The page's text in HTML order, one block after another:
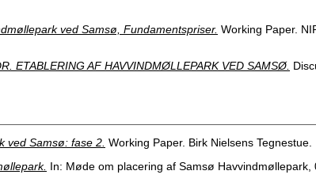
ved Samsø, Fundamentspriser. Working Paper.
ETABLERING AF HAVVINDMØLLEPARK VED SAMSØ.
ved Samsø: fase 2. Working Paper. Birk Nielsens Tegnestue.
In: Møde om placering af Samsø Havvindmøllepark,